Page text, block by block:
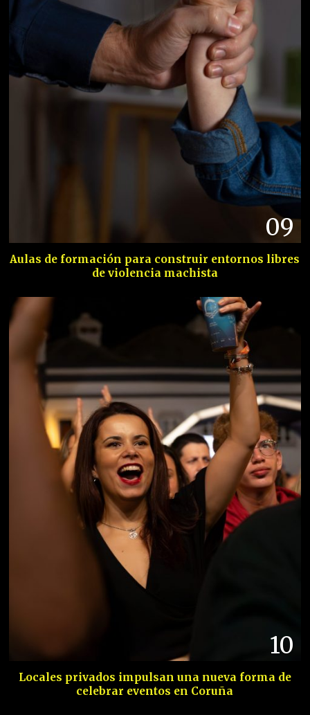
09
Aulas de formación para construir entornos libres
de violencia machista
10
Locales privados impulsan una nueva forma de
celebrar eventos en Coruña